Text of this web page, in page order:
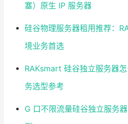
塞）原生 IP 服务器
硅谷物理服务器租用推荐：
境业务首选
RAKsmart 硅谷独立服务器
务选型参考
G 口不限流量硅谷独立服务